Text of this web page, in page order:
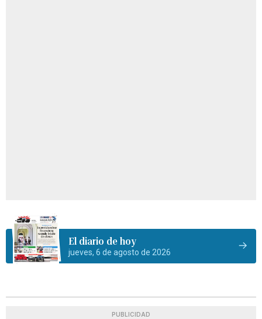
El diario de hoy
jueves, 6 de agosto de 2026
PUBLICIDAD